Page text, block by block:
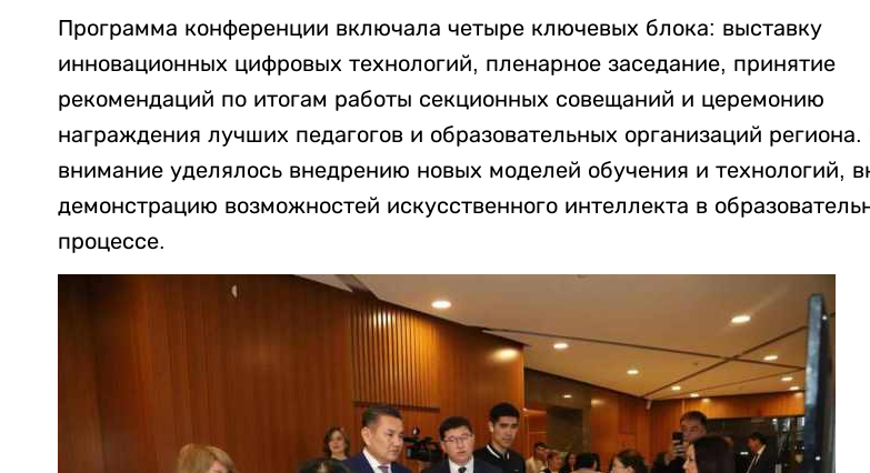
Программа конференции включала четыре ключевых блока: выставку
инновационных цифровых технологий, пленарное заседание, принятие
рекомендаций по итогам работы секционных совещаний и церемонию
награждения лучших педагогов и образовательных организаций
внимание уделялось внедрению новых моделей обучения и технологий,
демонстрацию возможностей искусственного интеллекта в
процессе.